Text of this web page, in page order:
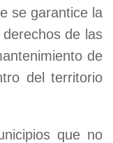
se garantice la
de las
de
del territorio
que no